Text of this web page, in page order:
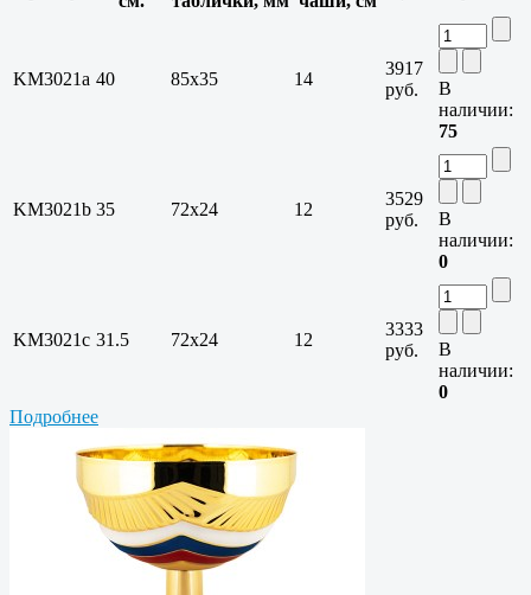
KM3021a 40 85х35 14
3917
руб.
В
наличии:
75
KM3021b 35 72х24 12
3529
руб.
В
наличии:
0
KM3021c 31.5 72х24 12
3333
руб.
В
наличии:
0
Подробнее